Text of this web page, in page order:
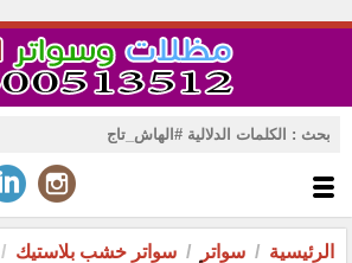
الرئيسية سواتر سواتر خشب بلاستيك